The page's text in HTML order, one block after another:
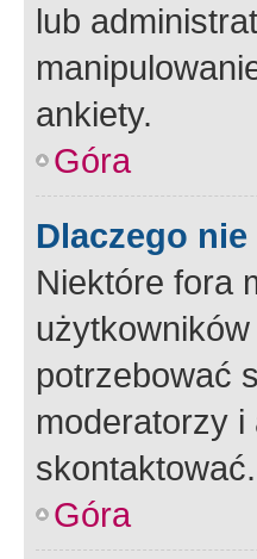
lub
ankiety.
Góra
Dlaczego
Niektóre fora
potrzebować
moderatorzy
skontaktować.
Góra